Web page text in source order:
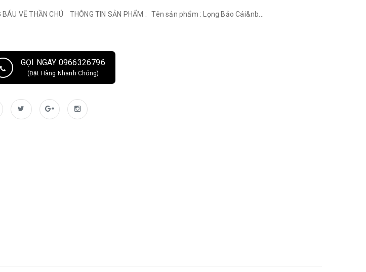
BÁU VẼ THẦN CHÚ THÔNG TIN SẢN PHẨM : Tên sản phẩm : Lọng Bảo Cái&nb...
GỌI NGAY 0966326796
(Đặt Hàng Nhanh Chóng)